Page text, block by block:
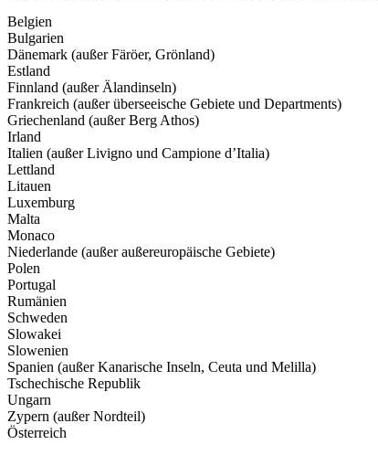
Belgien
Bulgarien
Dänemark (außer Färöer, Grönland)
Estland
Finnland (außer Älandinseln)
Frankreich (außer überseeische Gebiete und Departments)
Griechenland (außer Berg Athos)
Irland
Italien (außer Livigno und Campione d’Italia)
Lettland
Litauen
Luxemburg
Malta
Monaco
Niederlande (außer außereuropäische Gebiete)
Polen
Portugal
Rumänien
Schweden
Slowakei
Slowenien
Spanien (außer Kanarische Inseln, Ceuta und Melilla)
Tschechische Republik
Ungarn
Zypern (außer Nordteil)
Österreich